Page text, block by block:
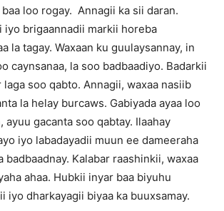
loo rogay. Annagii ka sii daran.
iyo brigaannadii markii horeba
la tagay. Waxaan ku guulaysannay, in
caynsanaa, la soo badbaadiyo. Badarkii
laga soo qabto. Annagii, waxaa nasiib
la helay burcaws. Gabiyada ayaa loo
ayuu gacanta soo qabtay. Ilaahay
iyo labadayadii muun ee dameeraha
badbaadnay. Kalabar raashinkii, waxaa
ahaa. Hubkii inyar baa biyuhu
iyo dharkayagii biyaa ka buuxsamay.